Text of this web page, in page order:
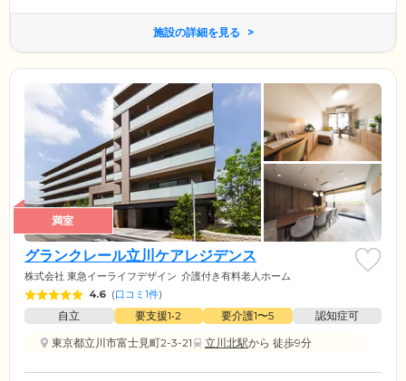
施設の詳細を見る
満室
グランクレール立川ケアレジデンス
株式会社 東急イーライフデザイン 介護付き有料老人ホーム
4.6 (口コミ1件)
自立 要支援1•2 要介護1〜5
認知症可
東京都立川市富士見町2-3-21
立川北駅から 徒歩9分